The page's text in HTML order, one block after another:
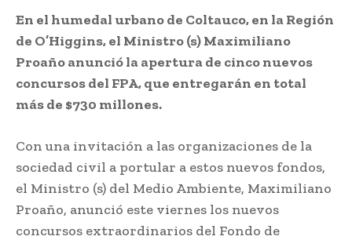
En el humedal urbano de Coltauco, en la Región
de O’Higgins, el Ministro (s) Maximiliano
Proaño anunció la apertura de cinco nuevos
concursos del FPA, que entregarán en total
más de $730 millones.
Con una invitación a las organizaciones de la
sociedad civil a portular a estos nuevos fondos,
el Ministro (s) del Medio Ambiente, Maximiliano
Proaño, anunció este viernes los nuevos
concursos extraordinarios del Fondo de